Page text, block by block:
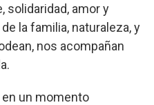
solidaridad, amor y
la familia, naturaleza, y
nos acompañan
un momento